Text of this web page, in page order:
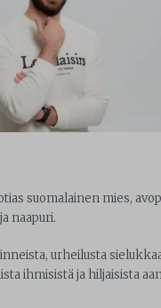
suomalainen mies,
naapuri.
urheilusta
ihmisistä ja hiljaisista